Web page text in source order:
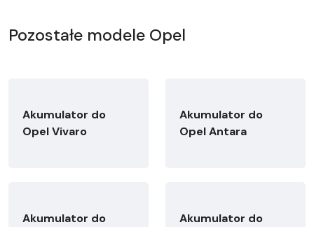
Pozostałe modele Opel
Akumulator do
Opel Vivaro
Akumulator do
Opel Antara
Akumulator do
Akumulator do